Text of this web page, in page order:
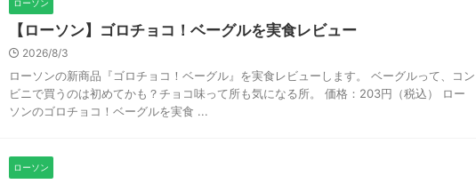
ローソン
【ローソン】ゴロチョコ！ベーグルを実食レビュー
2026/8/3
ローソンの新商品『ゴロチョコ！ベーグル』を実食レビューします。 ベーグルって、コン
ビニで買うのは初めてかも？チョコ味って所も気になる所。 価格：203円（税込） ロー
ソンのゴロチョコ！ベーグルを実食 ...
ローソン